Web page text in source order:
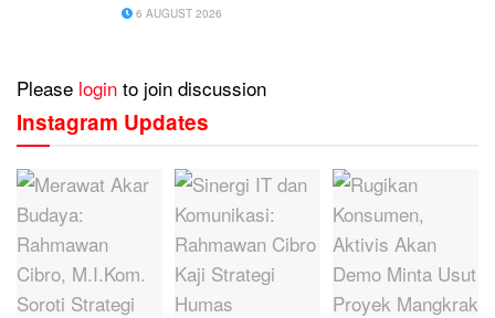
6 AUGUST 2026
Please login to join discussion
Instagram Updates